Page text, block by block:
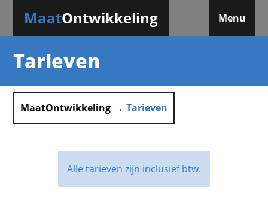
MaatOntwikkeling Menu
Tarieven
MaatOntwikkeling Tarieven
Alle tarieven zijn inclusief btw.